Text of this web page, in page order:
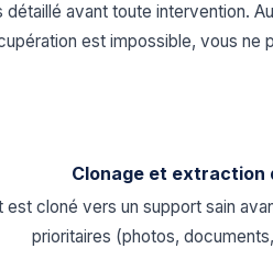
avant toute intervention.
est impossible, vous ne
Clonage et extraction
est cloné vers un support sain
prioritaires (photos,